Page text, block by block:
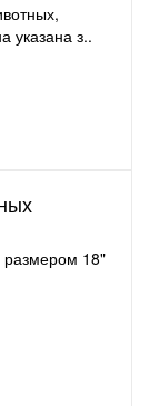
указана з..
размером 18"